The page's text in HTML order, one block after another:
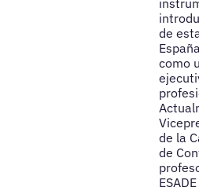
de
como
de la
de